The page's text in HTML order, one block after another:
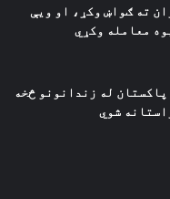
ته ګواښ وکړ، او ویې
معامله وکړي
د پاکستان له زندانونو څخه
شوي